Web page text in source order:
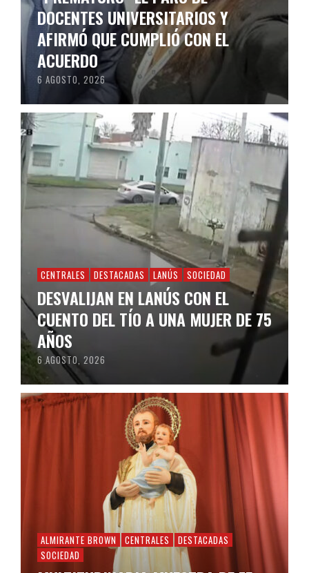
DOCENTES UNIVERSITARIOS Y
AFIRMÓ QUE CUMPLIÓ CON EL
ACUERDO
6 AGOSTO, 2026
CENTRALES DESTACADAS LANÚS SOCIEDAD
DESVALIJAN EN LANÚS CON EL
CUENTO DEL TÍO A UNA MUJER DE 75
AÑOS
6 AGOSTO, 2026
ALMIRANTE BROWN CENTRALES
DESTACADAS
SOCIEDAD